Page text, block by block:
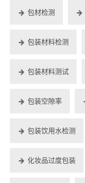
包材检测
包装材料检测
包装材料测试
包装空隙率
包装饮用水检测
化妆品过度包装